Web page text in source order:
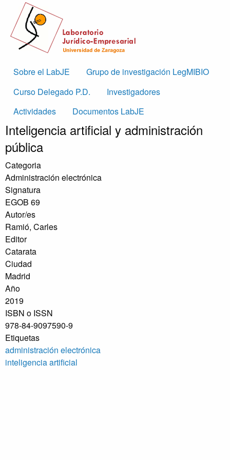
Skip to main content
Main
Sobre el LabJE
Grupo de investigación LegMIBIO
Curso Delegado P.D.
Investigadores
Actividades
Documentos LabJE
Inteligencia artificial y administración
pública
Categoria
Administración electrónica
Signatura
EGOB 69
Autor/es
Ramió, Carles
Editor
Catarata
Ciudad
Madrid
Año
2019
ISBN o ISSN
978-84-9097590-9
Etiquetas
administración electrónica
inteligencia artificial